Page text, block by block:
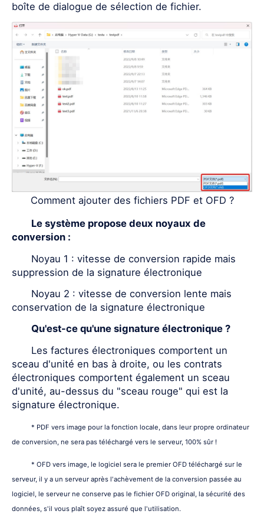
boîte de dialogue de sélection de fichier.
Comment ajouter des fichiers PDF et OFD ?
Le système propose deux noyaux de
conversion :
Noyau 1 : vitesse de conversion rapide mais
suppression de la signature électronique
Noyau 2 : vitesse de conversion lente mais
conservation de la signature électronique
Qu'est-ce qu'une signature électronique ?
Les factures électroniques comportent un
sceau d'unité en bas à droite, ou les contrats
électroniques comportent également un sceau
d'unité, au-dessus du "sceau rouge" qui est la
signature électronique.
* PDF vers image pour la fonction locale, dans leur propre ordinateur
de conversion, ne sera pas téléchargé vers le serveur, 100% sûr !
* OFD vers image, le logiciel sera le premier OFD téléchargé sur le
serveur, il y a un serveur après l'achèvement de la conversion passée au
logiciel, le serveur ne conserve pas le fichier OFD original, la sécurité des
données, s'il vous plaît soyez assuré que l'utilisation.